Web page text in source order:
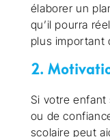
élaborer un
qu’il pourra
plus important
2.
Si votre enfant
ou de
scolaire peut